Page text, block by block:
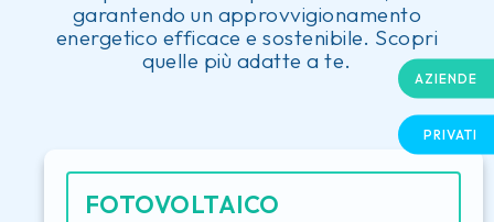
garantendo un approvvigionamento
energetico efficace e sostenibile. Scopri
quelle più adatte a te.
FOTOVOLTAICO
AZIENDE
PRIVATI